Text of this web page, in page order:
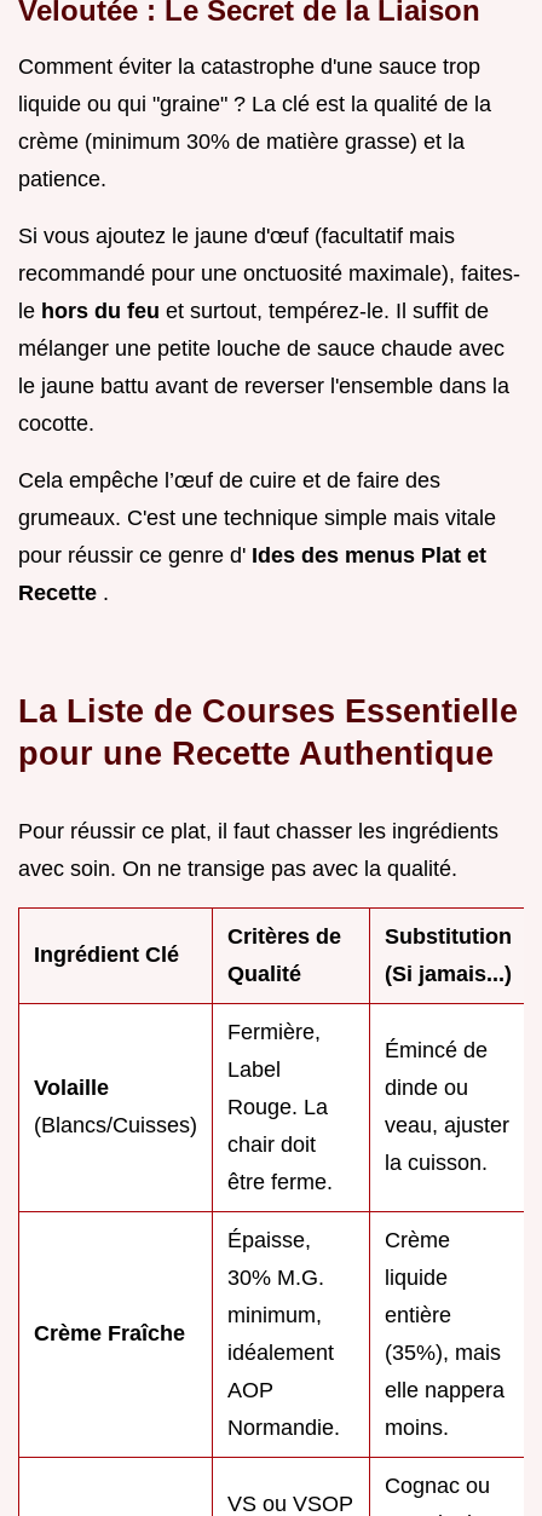
Veloutée : Le Secret de la Liaison
Comment éviter la catastrophe d'une sauce trop
liquide ou qui "graine" ? La clé est la qualité de la
crème (minimum 30% de matière grasse) et la
patience.
Si vous ajoutez le jaune d'œuf (facultatif mais
recommandé pour une onctuosité maximale), faites-
le hors du feu et surtout, tempérez-le. Il suffit de
mélanger une petite louche de sauce chaude avec
le jaune battu avant de reverser l'ensemble dans la
cocotte.
Cela empêche l’œuf de cuire et de faire des
grumeaux. C'est une technique simple mais vitale
pour réussir ce genre d' Ides des menus Plat et
Recette .
La Liste de Courses Essentielle
pour une Recette Authentique
Pour réussir ce plat, il faut chasser les ingrédients
avec soin. On ne transige pas avec la qualité.
Ingrédient Clé
Critères de
Qualité
Substitution
(Si jamais...)
Volaille
(Blancs/Cuisses)
Fermière,
Label
Rouge. La
chair doit
être ferme.
Émincé de
dinde ou
veau, ajuster
la cuisson.
Crème Fraîche
Épaisse,
30% M.G.
minimum,
idéalement
AOP
Normandie.
Crème
liquide
entière
(35%), mais
elle nappera
moins.
VS ou VSOP
Cognac ou